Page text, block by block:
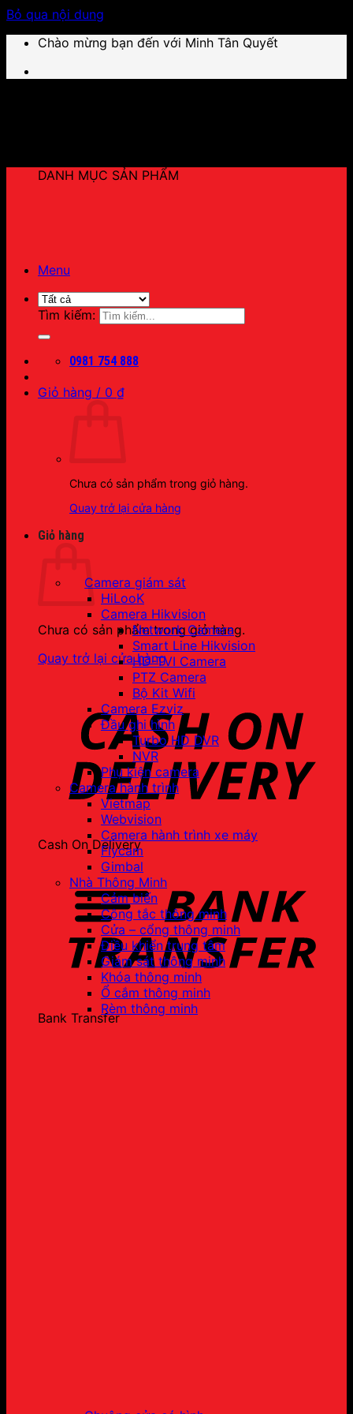
Bỏ qua nội dung
Chào mừng bạn đến với Minh Tân Quyết
Menu
Tìm kiếm:
0981 754 888
Giỏ hàng / 0 ₫
Chưa có sản phẩm trong giỏ hàng.
Quay trở lại cửa hàng
Giỏ hàng
Chưa có sản phẩm trong giỏ hàng.
Quay trở lại cửa hàng
Cash On Delivery
Bank Transfer
DANH MỤC SẢN PHẨM
Camera giám sát
HiLooK
Camera Hikvision
Network Camera
Smart Line Hikvision
HD-TVI Camera
PTZ Camera
Bộ Kit Wifi
Camera Ezviz
Đầu ghi hình
Turbo HD DVR
NVR
Phụ kiện camera
Camera hành trình
Vietmap
Webvision
Camera hành trình xe máy
Flycam
Gimbal
Nhà Thông Minh
Cảm biến
Công tắc thông minh
Cửa – cổng thông minh
Điều khiển trung tâm
Giám sát thông minh
Khóa thông minh
Ổ cắm thông minh
Rèm thông minh